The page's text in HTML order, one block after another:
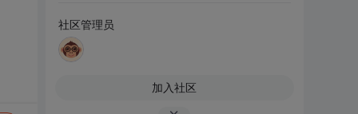
社区管理员
加入社区